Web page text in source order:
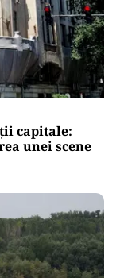
capitale:
unei scene